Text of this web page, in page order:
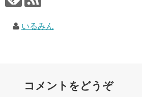
いるみん
コメントをどうぞ